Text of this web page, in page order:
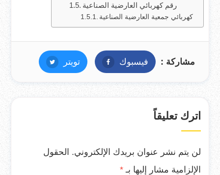
رقم كهربائي العارضية الصناعية
كهربائي جمعية العارضية الصناعية
مشاركة : فيسبوك فيسبوكتويتر تويتر
اترك تعليقاً
لن يتم نشر عنوان بريدك الإلكتروني. الحقول
الإلزامية مشار إليها بـ *